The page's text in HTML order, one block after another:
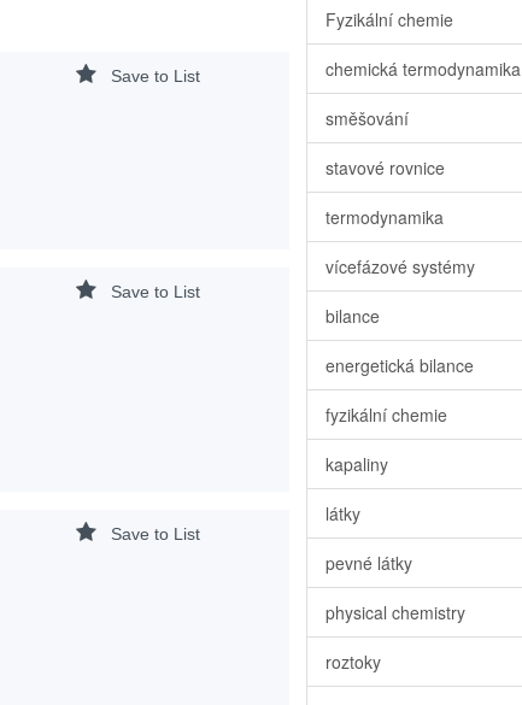
Save to List
Save to List
Save to List
Fyzikální chemie
chemická termodynamika
směšování
stavové rovnice
termodynamika
vícefázové systémy
bilance
energetická bilance
fyzikální chemie
kapaliny
látky
pevné látky
physical chemistry
roztoky